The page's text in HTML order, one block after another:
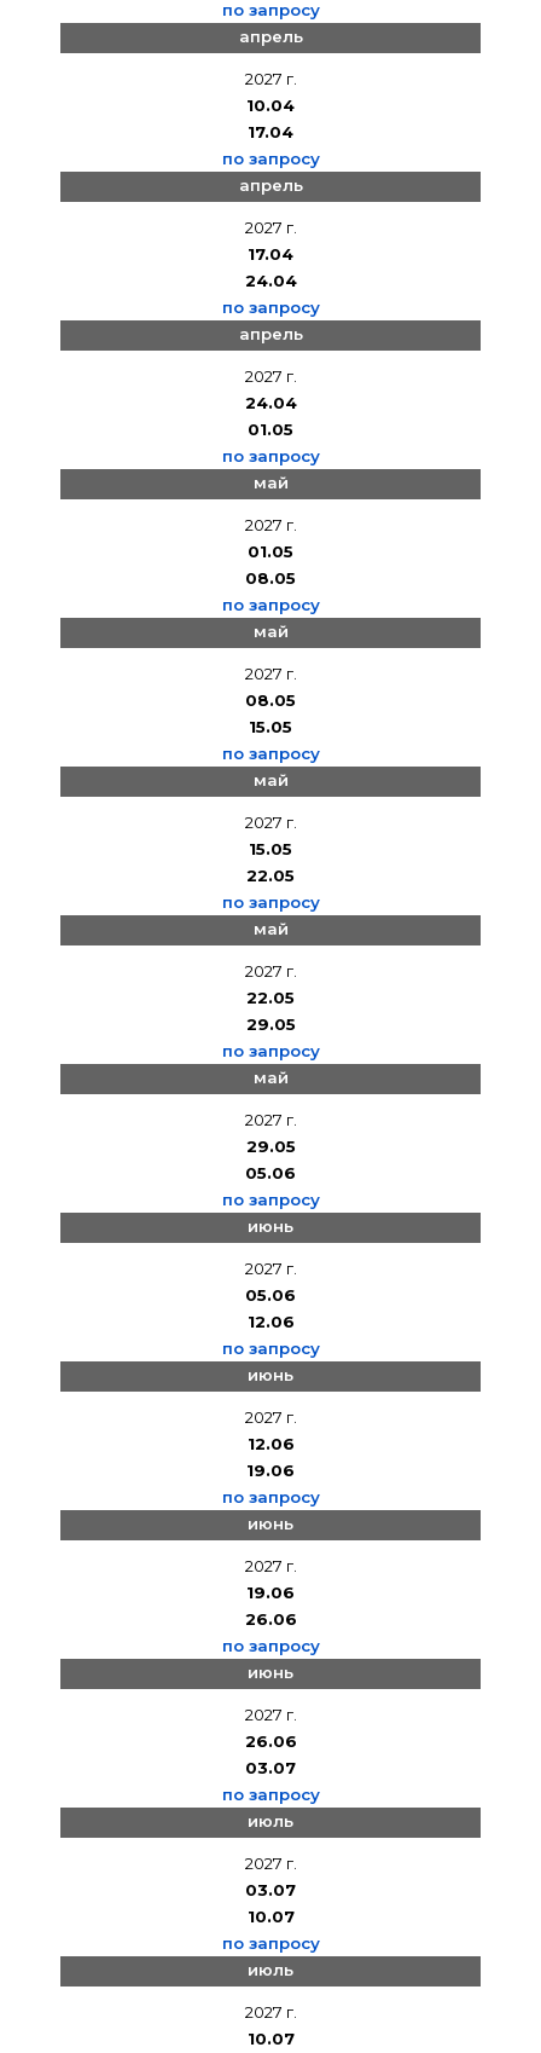
по запросу
апрель
2027 г.
10.04
17.04
по запросу
апрель
2027 г.
17.04
24.04
по запросу
апрель
2027 г.
24.04
01.05
по запросу
май
2027 г.
01.05
08.05
по запросу
май
2027 г.
08.05
15.05
по запросу
май
2027 г.
15.05
22.05
по запросу
май
2027 г.
22.05
29.05
по запросу
май
2027 г.
29.05
05.06
по запросу
июнь
2027 г.
05.06
12.06
по запросу
июнь
2027 г.
12.06
19.06
по запросу
июнь
2027 г.
19.06
26.06
по запросу
июнь
2027 г.
26.06
03.07
по запросу
июль
2027 г.
03.07
10.07
по запросу
июль
2027 г.
10.07